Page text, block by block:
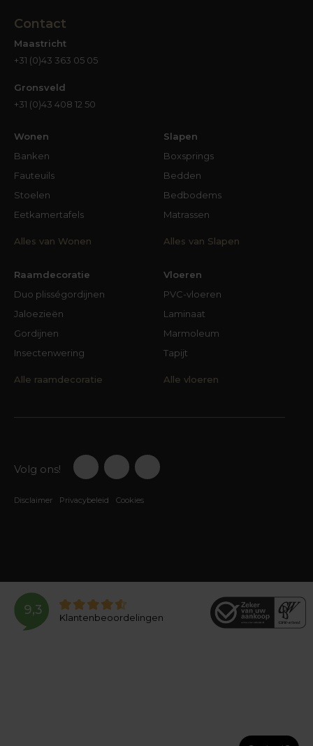
Contact
Maastricht
+31 (0)43 363 05 05
Gronsveld
+31 (0)43 408 12 50
Wonen
Banken
Fauteuils
Stoelen
Eetkamertafels
Alles van Wonen
Slapen
Boxsprings
Bedden
Bedbodems
Matrassen
Alles van Slapen
Raamdecoratie
Duo plisségordijnen
Jaloezieën
Gordijnen
Insectenwering
Alle raamdecoratie
Vloeren
PVC-vloeren
Laminaat
Marmoleum
Tapijt
Alle vloeren
Volg ons!
Disclaimer Privacybeleid Cookies
9,3
Klantenbeoordelingen